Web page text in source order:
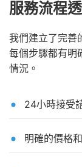
服務流程
我們建立了完善
每個步驟都有明
情況。
24小時接受
明確的價格